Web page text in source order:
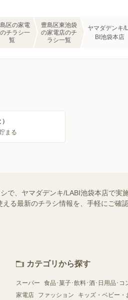
区の家電
チラシ一
覧
豊島区東池袋
の家電店のチ
ラシ一覧
ヤマダデンキ/
BI池袋本店
まる
で、ヤマダデンキ/LABI池袋本店で実
る最新のチラシ情報を、手軽にご確
カテゴリから探す
スーパー
食品･菓子･飲料･酒･日用品･コ
家電店
ファッション キッズ・ベビー・